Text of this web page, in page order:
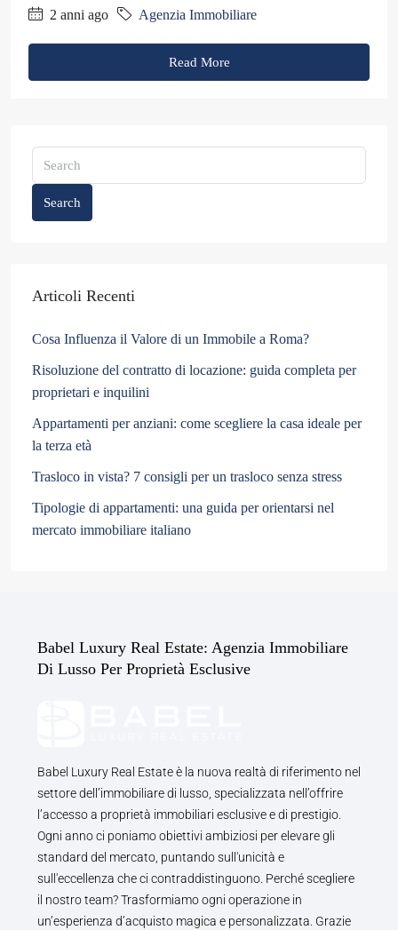
2 anni ago Agenzia Immobiliare
Read More
Search
Articoli Recenti
Cosa Influenza il Valore di un Immobile a Roma?
Risoluzione del contratto di locazione: guida completa per
proprietari e inquilini
Appartamenti per anziani: come scegliere la casa ideale per
la terza età
Trasloco in vista? 7 consigli per un trasloco senza stress
Tipologie di appartamenti: una guida per orientarsi nel
mercato immobiliare italiano
Babel Luxury Real Estate: Agenzia Immobiliare
Di Lusso Per Proprietà Esclusive
Babel Luxury Real Estate è la nuova realtà di riferimento nel
settore dell’immobiliare di lusso, specializzata nell’offrire
l’accesso a proprietà immobiliari esclusive e di prestigio.
Ogni anno ci poniamo obiettivi ambiziosi per elevare gli
standard del mercato, puntando sull'unicità e
sull'eccellenza che ci contraddistinguono. Perché scegliere
il nostro team? Trasformiamo ogni operazione in
un’esperienza d’acquisto magica e personalizzata. Grazie